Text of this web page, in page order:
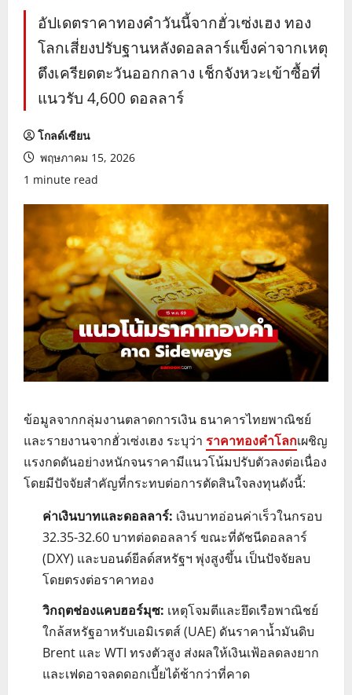
อัปเดตราคาทองคำวันนี้จากฮั่วเซ่งเฮง ทอง
โลกเสี่ยงปรับฐานหลังดอลลาร์แข็งค่าจากเหตุ
ตึงเครียดตะวันออกกลาง เช็กจังหวะเข้าซื้อที่
แนวรับ 4,600 ดอลลาร์
โกลด์เซียน
พฤษภาคม 15, 2026
1 minute read
ข้อมูลจากกลุ่มงานตลาดการเงิน ธนาคารไทยพาณิชย์
และรายงานจากฮั่วเซ่งเฮง ระบุว่า ราคาทองคำโลกเผชิญ
แรงกดดันอย่างหนักจนราคามีแนวโน้มปรับตัวลงต่อเนื่อง
โดยมีปัจจัยสำคัญที่กระทบต่อการตัดสินใจลงทุนดังนี้:
ค่าเงินบาทและดอลลาร์: เงินบาทอ่อนค่าเร็วในกรอบ
32.35-32.60 บาทต่อดอลลาร์ ขณะที่ดัชนีดอลลาร์
(DXY) และบอนด์ยีลด์สหรัฐฯ พุ่งสูงขึ้น เป็นปัจจัยลบ
โดยตรงต่อราคาทอง
วิกฤตช่องแคบฮอร์มุซ: เหตุโจมตีและยึดเรือพาณิชย์
ใกล้สหรัฐอาหรับเอมิเรตส์ (UAE) ดันราคาน้ำมันดิบ
Brent และ WTI ทรงตัวสูง ส่งผลให้เงินเฟ้อลดลงยาก
และเฟดอาจลดดอกเบี้ยได้ช้ากว่าที่คาด